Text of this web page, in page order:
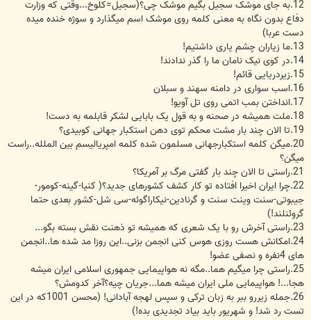
12.به جای موشک سجیل بگیم موشک چی؟(سجیل=کلوخ...وقتی که وزارت
دفاع بدون نگاه به معنی کلمه روی موشک اسم میگذارد و سوژه خنده میده
دست عربا)
13.ما زیاران چشم یاری داشتیم!
14.در کوی نیک نامان ما را گذر ندادند!
15.زیردریایی قائم!
16.اسب سواری در دامنه سهند و سبلان
17.انداختن بمب اتمی روی تل آویو!
18.ملت همیشه در صحنه و به قول یک بابایی لشکر قابلمه به دست!
19.تا الان چند بار مشت محکم توی دهن استکبار جهانی کوبیدی؟
20.میگن کلمه استکبارجهانی مسلمون شده کلمه امپریالیسم بین الملله..راست
میگن؟
21.راستی تا الان چند بار گفتی مرگ بر آمریکا؟
22.چرا ایران اخیرا افتاده تو کار کشف کشورهای جدید؟( کنیا-گینه-کومور-
جیبوتی-سنت وینت سنت و گرنادین-نیکاراگوئه-سی شل-کشور بعدی حتما
گروئنلند!)
23.راستی آخرش رو با یک شعری که همیشه تو ذهنت نقش بسته بگو...
24.امکانش هست روزی هوس کنی انجمن بزنی..این روزا مد شده ها..انجمن
های 4نفره و نصفی عضو!
25.راستی چرا میگیم هما..مگه نه هواپیمایی جمهوری اسلامی ایران میشه
هجا...! هواپیمایی ملی ایران میشه هما...جریان چیه؟آخر کدومش؟
26.جمله زیررو ببر به زبان ترکی و سپس لهجه آبادانی! (محسن 1001که در این
تست رد شد! و شهریور باید بیاد تجدیدی بده!)